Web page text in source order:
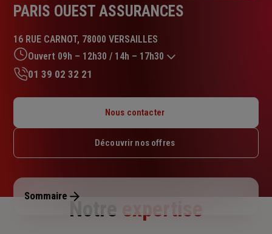
PARIS OUEST ASSURANCES
16 RUE CARNOT, 78000 VERSAILLES
Ouvert 09h – 12h30 / 14h – 17h30
Mardi : 09h – 12h30 / 14h – 17h30
Jeudi : 09h – 12h30 / 14h – 17h30
Dimanche : Fermé
01 39 02 32 21
Nous contacter
Découvrir nos offres
Sommaire
Notre expertise